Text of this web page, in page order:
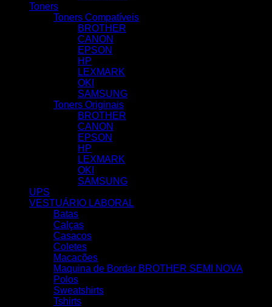
Toners
Toners Compatíveis
BROTHER
CANON
EPSON
HP
LEXMARK
OKI
SAMSUNG
Toners Originais
BROTHER
CANON
EPSON
HP
LEXMARK
OKI
SAMSUNG
UPS
VESTUÁRIO LABORAL
Batas
Calças
Casacos
Coletes
Macacões
Maquina de Bordar BROTHER SEMI NOVA
Polos
Sweatshirts
Tshirts